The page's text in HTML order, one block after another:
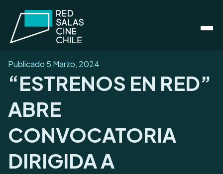
Publicado 5 Marzo, 2024
“ESTRENOS EN RED”
ABRE
CONVOCATORIA
DIRIGIDA A